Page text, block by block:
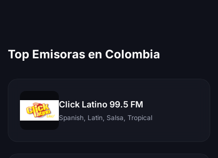
Top Emisoras en Colombia
Click Latino 99.5 FM
Spanish, Latin, Salsa, Tropical